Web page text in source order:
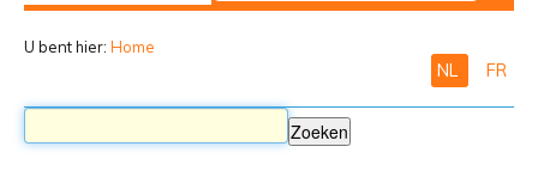
Geavanceerd
U bent hier: Home
NL FR